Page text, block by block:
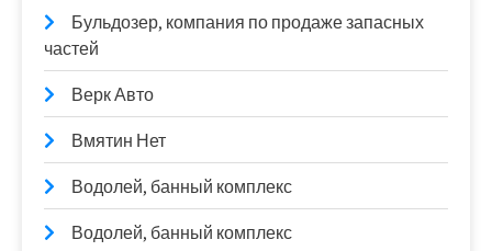
Бульдозер, компания по продаже запасных
частей
Верк Авто
Вмятин Нет
Водолей, банный комплекс
Водолей, банный комплекс